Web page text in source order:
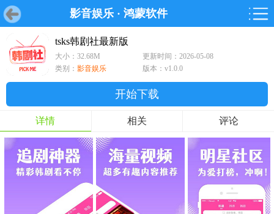
影音娱乐 · 鸿蒙软件
首页 游戏 软件
首页 游戏 软件 鸿蒙
游戏
鸿蒙
软件
专题
tsks韩剧社最新版
大小：32.68M
更新时间：2026-05-08
类别： 影音娱乐 版本：v1.0.0
开始下载
详情 相关 评论